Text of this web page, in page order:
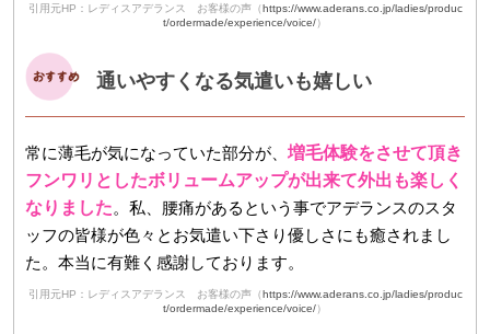
引用元HP：レディスアデランス お客様の声（https://www.aderans.co.jp/ladies/produc
t/ordermade/experience/voice/）
通いやすくなる気遣いも嬉しい
常に薄毛が気になっていた部分が、 増毛体験をさせて頂き
フンワリとしたボリュームアップが出来て外出も楽しく
なりました。私、腰痛があるという事でアデランスのスタ
ッフの皆様が色々とお気遣い下さり優しさにも癒されまし
た。本当に有難く感謝しております。
引用元HP：レディスアデランス お客様の声（https://www.aderans.co.jp/ladies/produc
t/ordermade/experience/voice/）